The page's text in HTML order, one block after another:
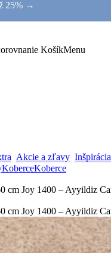
25% →
KošíkMenu
Akcie a zľavy Inšpirácia
KoberceKoberce